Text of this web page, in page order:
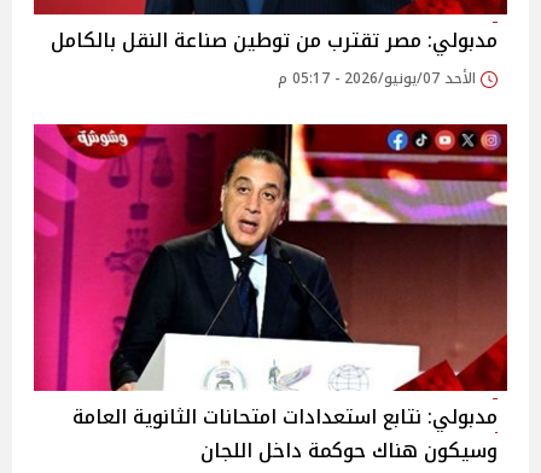
مدبولي: مصر تقترب من توطين صناعة النقل بالكامل
الأحد 07/يونيو/2026 - 05:17 م
مدبولي: نتابع استعدادات امتحانات الثانوية العامة
وسيكون هناك حوكمة داخل اللجان